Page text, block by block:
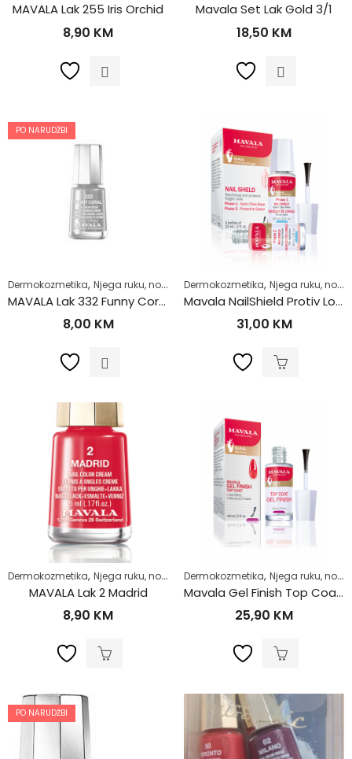
MAVALA Lak 255 Iris Orchid
8,90 KM
Mavala Set Lak Gold 3/1
18,50 KM
PO NARUDŽBI
Dermokozmetika, Njega ruku, noktiju i stopala ,Njega tijela,Zdrav život
MAVALA Lak 332 Funny Coral
8,00 KM
Dermokozmetika, Njega ruku, noktiju i stopala
Mavala NailShield Protiv Lomljenja Noktiju 2x10ml 13343
31,00 KM
Dermokozmetika, Njega ruku, noktiju i stopala ,Njega tijela,Zdrav život
MAVALA Lak 2 Madrid
8,90 KM
Dermokozmetika, Njega ruku, noktiju i stopala
Mavala Gel Finish Top Coat 10ml
25,90 KM
PO NARUDŽBI